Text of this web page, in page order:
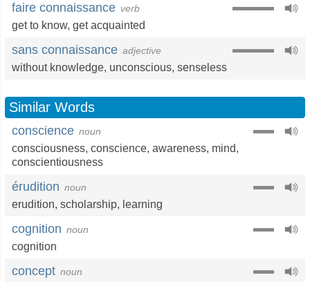
faire connaissance verb
get to know, get acquainted
sans connaissance adjective
without knowledge, unconscious, senseless
Similar Words
conscience noun
consciousness, conscience, awareness, mind,
conscientiousness
érudition noun
erudition, scholarship, learning
cognition noun
cognition
concept noun